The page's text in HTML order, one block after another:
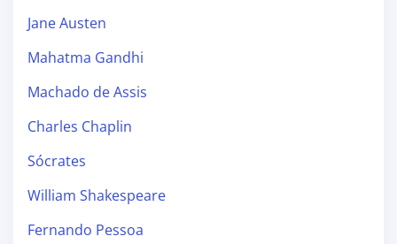
Jane Austen
Mahatma Gandhi
Machado de Assis
Charles Chaplin
Sócrates
William Shakespeare
Fernando Pessoa